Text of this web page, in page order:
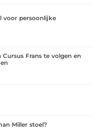
voor persoonlijke
Frans te volgen en
Miller stoel?